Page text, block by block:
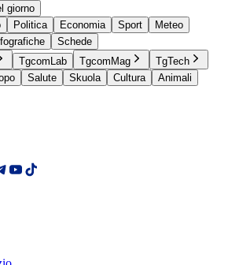
giorno
Politica Economia Sport
Meteo
Schede
TgcomLab TgcomMag
TgTech
Salute Skuola Cultura
Animali